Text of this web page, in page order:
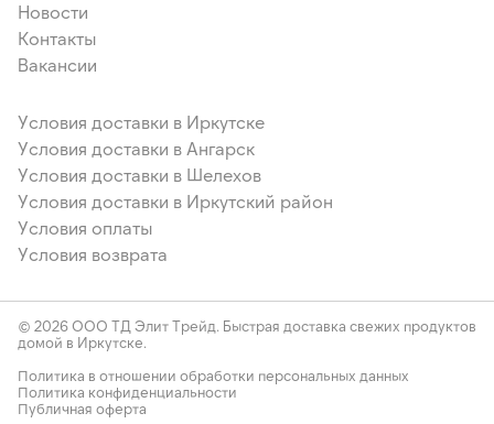
Новости
Контакты
Вакансии
Условия доставки в Иркутске
Условия доставки в Ангарск
Условия доставки в Шелехов
Условия доставки в Иркутский район
Условия оплаты
Условия возврата
© 2026 ООО ТД Элит Трейд. Быстрая доставка свежих продуктов
домой в Иркутске.
Политика в отношении обработки персональных данных
Политика конфиденциальности
Публичная оферта